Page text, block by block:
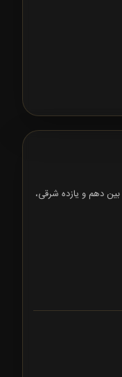
بلوار دنیامالی بین دهم و یازده شرقی،